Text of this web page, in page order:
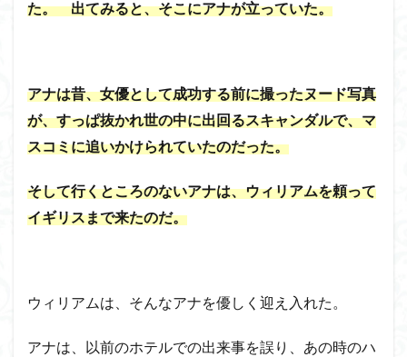
た。 出てみると、そこにアナが立っていた。
アナは昔、女優として成功する前に撮ったヌード写真
が、すっぱ抜かれ世の中に出回るスキャンダルで、マ
スコミに追いかけられていたのだった。
そして行くところのないアナは、ウィリアムを頼って
イギリスまで来たのだ。
ウィリアムは、そんなアナを優しく迎え入れた。
アナは、以前のホテルでの出来事を誤り、あの時のハ